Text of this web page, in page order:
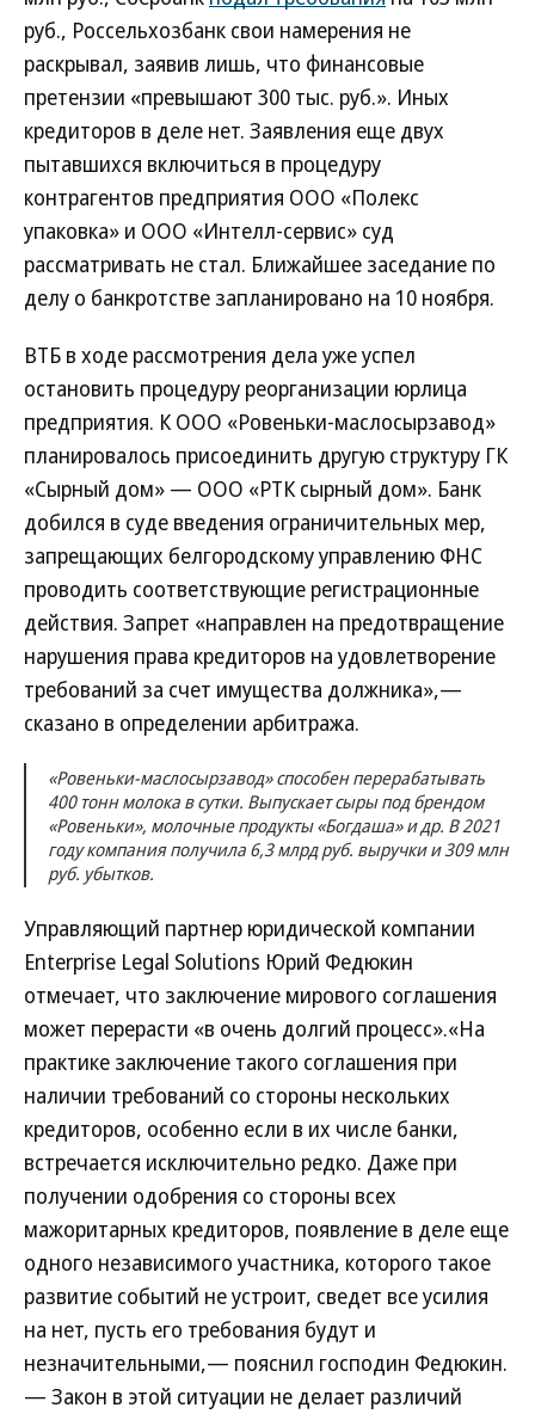
руб., Россельхозбанк свои намерения не
раскрывал, заявив лишь, что финансовые
претензии «превышают 300 тыс. руб.». Иных
кредиторов в деле нет. Заявления еще двух
пытавшихся включиться в процедуру
контрагентов предприятия ООО «Полекс
упаковка» и ООО «Интелл-сервис» суд
рассматривать не стал. Ближайшее заседание по
делу о банкротстве запланировано на 10 ноября.
ВТБ в ходе рассмотрения дела уже успел
остановить процедуру реорганизации юрлица
предприятия. К ООО «Ровеньки-маслосырзавод»
планировалось присоединить другую структуру ГК
«Сырный дом» — ООО «РТК сырный дом». Банк
добился в суде введения ограничительных мер,
запрещающих белгородскому управлению ФНС
проводить соответствующие регистрационные
действия. Запрет «направлен на предотвращение
нарушения права кредиторов на удовлетворение
требований за счет имущества должника»,—
сказано в определении арбитража.
«Ровеньки-маслосырзавод» способен перерабатывать
400 тонн молока в сутки. Выпускает сыры под брендом
«Ровеньки», молочные продукты «Богдаша» и др. В 2021
году компания получила 6,3 млрд руб. выручки и 309 млн
руб. убытков.
Управляющий партнер юридической компании
Enterprise Legal Solutions Юрий Федюкин
отмечает, что заключение мирового соглашения
может перерасти «в очень долгий процесс».«На
практике заключение такого соглашения при
наличии требований со стороны нескольких
кредиторов, особенно если в их числе банки,
встречается исключительно редко. Даже при
получении одобрения со стороны всех
мажоритарных кредиторов, появление в деле еще
одного независимого участника, которого такое
развитие событий не устроит, сведет все усилия
на нет, пусть его требования будут и
незначительными,— пояснил господин Федюкин.
— Закон в этой ситуации не делает различий